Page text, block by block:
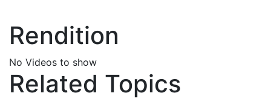
Rendition
No Videos to show
Related Topics